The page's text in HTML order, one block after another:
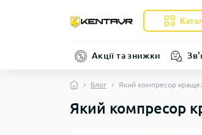
Акції та знижки
Блог Який компресор
Який компресор